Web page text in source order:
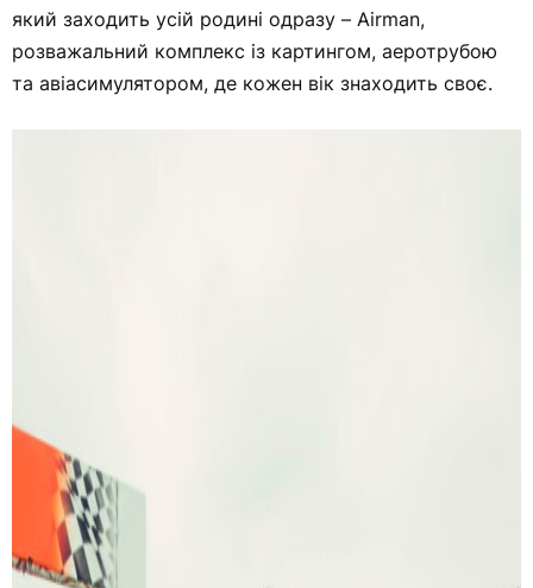
який заходить усій родині одразу – Airman,
розважальний комплекс із картингом, аеротрубою
та авіасимулятором, де кожен вік знаходить своє.